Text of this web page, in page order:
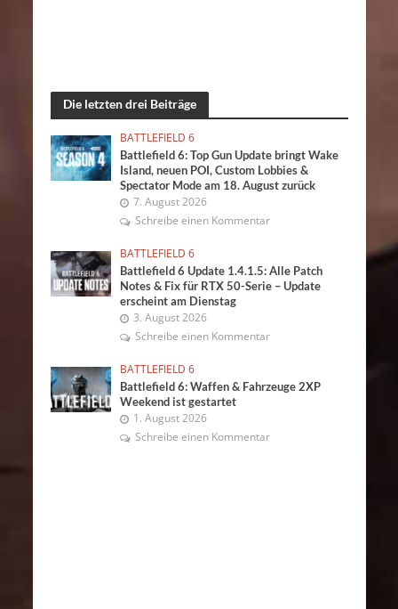
Die letzten drei Beiträge
BATTLEFIELD 6
Battlefield 6: Top Gun Update bringt Wake
Island, neuen POI, Custom Lobbies &
Spectator Mode am 18. August zurück
7. August 2026
Schreibe einen Kommentar
BATTLEFIELD 6
Battlefield 6 Update 1.4.1.5: Alle Patch
Notes & Fix für RTX 50-Serie – Update
erscheint am Dienstag
3. August 2026
Schreibe einen Kommentar
BATTLEFIELD 6
Battlefield 6: Waffen & Fahrzeuge 2XP
Weekend ist gestartet
1. August 2026
Schreibe einen Kommentar